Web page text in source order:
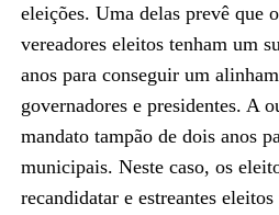
eleições. Uma delas prevê que
vereadores eleitos tenham um
anos para conseguir um
governadores e presidentes. A
mandato tampão de dois anos
municipais. Neste caso, os
recandidatar e estreantes